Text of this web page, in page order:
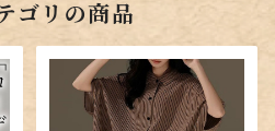
ゴリの商品